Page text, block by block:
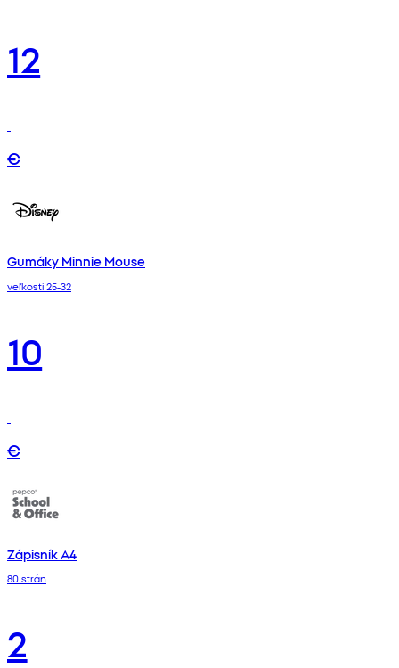
12
€
Gumáky Minnie Mouse
veľkosti 25-32
10
€
Zápisník A4
80 strán
2